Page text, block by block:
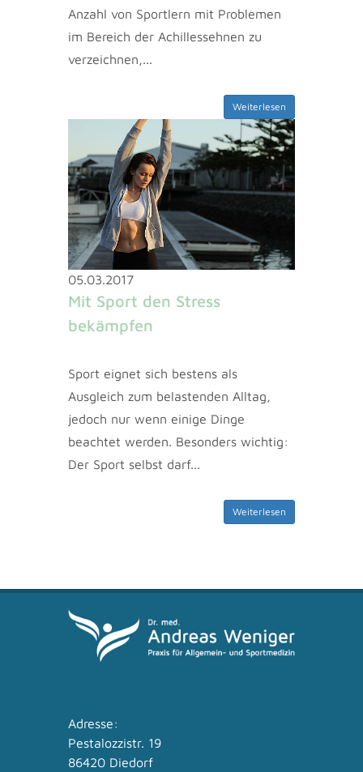
Anzahl von Sportlern mit Problemen
im Bereich der Achillessehnen zu
verzeichnen,...
Weiterlesen
05.03.2017
Mit Sport den Stress
bekämpfen
Sport eignet sich bestens als
Ausgleich zum belastenden Alltag,
jedoch nur wenn einige Dinge
beachtet werden. Besonders wichtig:
Der Sport selbst darf...
Weiterlesen
Adresse:
Pestalozzistr. 19
86420 Diedorf